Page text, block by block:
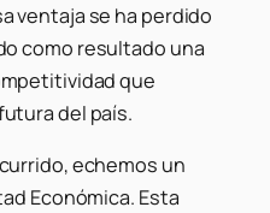
ventaja se ha perdido
como resultado una
que
del país.
echemos un
Económica. Esta